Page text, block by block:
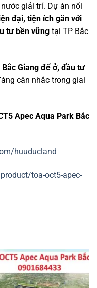
giải trí. Dự án nổi
đại, tiện ích gắn với
tư bền vững tại TP Bắc
Giang để ở, đầu tư
cân nhắc trong giai
Apec Aqua Park Bắc
huuducland
toa-oct5-apec-